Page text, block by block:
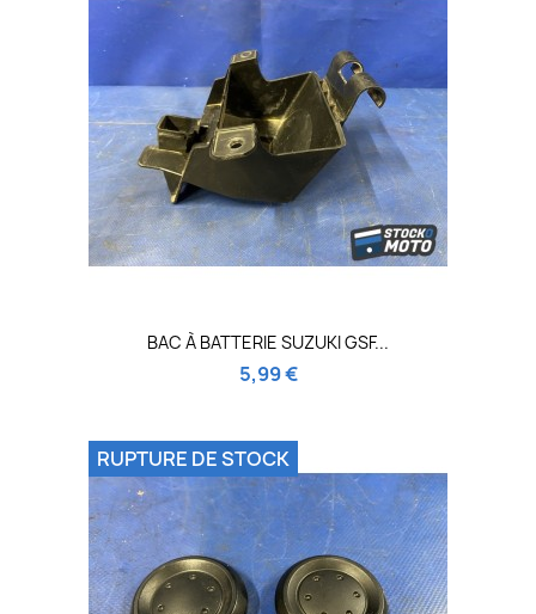
BAC À BATTERIE SUZUKI GSF...
5,99 €
RUPTURE DE STOCK